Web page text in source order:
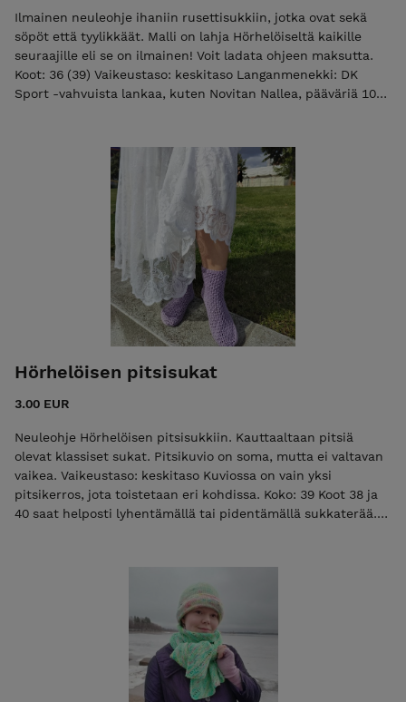
Ilmainen neuleohje ihaniin rusettisukkiin, jotka ovat sekä
söpöt että tyylikkäät. Malli on lahja Hörhelöiseltä kaikille
seuraajille eli se on ilmainen! Voit ladata ohjeen maksutta.
Koot: 36 (39) Vaikeustaso: keskitaso Langanmenekki: DK
Sport -vahvuista lankaa, kuten Novitan Nallea, pääväriä 100
Hörhelöisen pitsisukat
3.00 EUR
Neuleohje Hörhelöisen pitsisukkiin. Kauttaaltaan pitsiä
olevat klassiset sukat. Pitsikuvio on soma, mutta ei valtavan
vaikea. Vaikeustaso: keskitaso Kuviossa on vain yksi
pitsikerros, jota toistetaan eri kohdissa. Koko: 39 Koot 38 ja
40 saat helposti lyhentämällä tai pidentämällä sukkaterää.